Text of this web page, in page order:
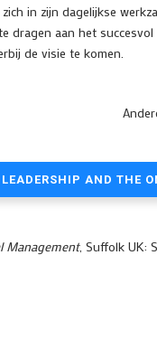
in zijn dagelijkse
dragen aan het
de visie te komen.
LEADERSHIP AND THE
Management, Suffolk UK: